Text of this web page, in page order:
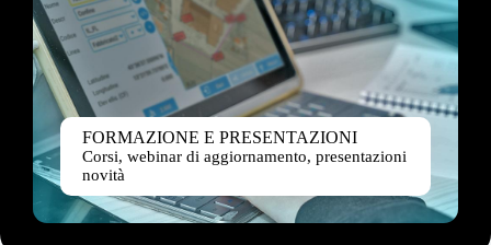
FORMAZIONE E PRESENTAZIONI
Corsi, webinar di aggiornamento, presentazioni
novità